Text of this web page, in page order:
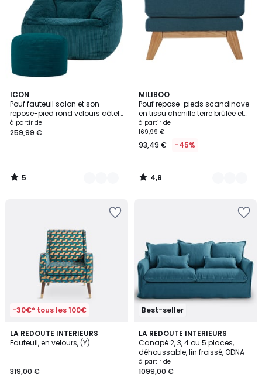
ICON
Pouf fauteuil salon et son
repose-pied rond velours côtelé
Oeko-Tex® - NATALIA
à partir de
259,99 €
5
/
5
6
Couleurs
5
/
MILIBOO
Pouf repose-pieds scandinave
en tissu chenille terre brûlée et
bois clair OSLO
à partir de
169,99 €
93,49 € -45%
4,8
/ 5
9
Couleurs
4,8
/
-30€* tous les 100€
LA REDOUTE INTERIEURS
Fauteuil, en velours, (Y)
319,00 €
4,5
/ 5
7
Couleurs
Best-seller
LA REDOUTE INTERIEURS
Canapé 2, 3, 4 ou 5 places,
déhoussable, lin froissé, ODNA
à partir de
1099,00 €
4,1
/ 5
8
Couleurs